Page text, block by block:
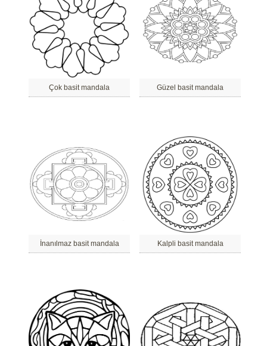
Çok basit mandala Güzel basit mandala
İnanılmaz basit mandala Kalpli basit mandala